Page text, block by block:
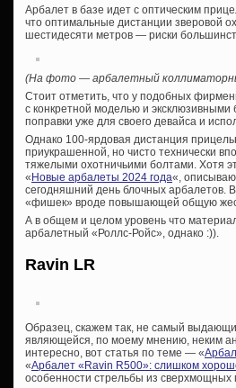
Арбалет в базе идет с оптическим
что оптимальные дистанции зверовой
шестидесяти метров — риски
(На фото — арбалетный
Стоит отметить, что у подобных
с конкретной моделью и
поправки уже для своего девайса и
Однако 100-ярдовая дистанция
приукрашенной, но чисто технически
тяжелыми охотничьими болтами. Хотя
« Новые арбалеты 2024 года«,
сегодняшний день блочных арбалетов.
«фишек» вроде повышающей общую
А в общем и целом уровень что
арбалетный «Роллс-Ройс», однако :)).
Ravin LR
Образец, скажем так, не самый
являющейся, по моему мнению, неким
интересно, вот статья по теме — «
«Арбалет «Ravin R500»: слишком
особенности стрельбы из сверхмощных